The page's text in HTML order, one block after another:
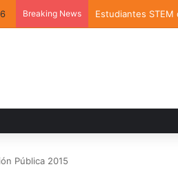
Breaking News Estudiantes STEM
Pública 2015